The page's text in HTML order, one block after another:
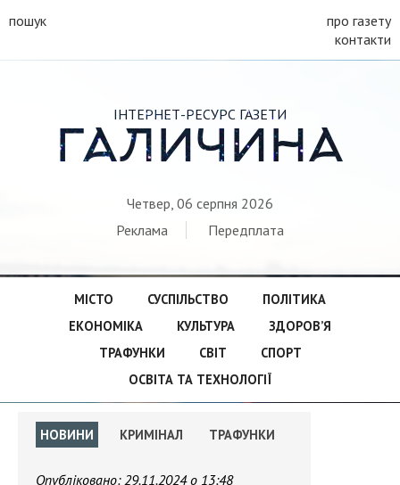
пошук
про газету
контакти
ІНТЕРНЕТ-РЕСУРС ГАЗЕТИ
ГАЛИЧИНА
Четвер, 06 серпня 2026
Реклама
Передплата
МІСТО СУСПІЛЬСТВО
ПОЛІТИКА
ЕКОНОМІКА
КУЛЬТУРА
ЗДОРОВ’Я
ТРАФУНКИ
СВІТ
СПОРТ
ОСВІТА ТА ТЕХНОЛОГІЇ
НОВИНИ КРИМІНАЛ ТРАФУНКИ
Опубліковано:29.11.2024 о 13:48